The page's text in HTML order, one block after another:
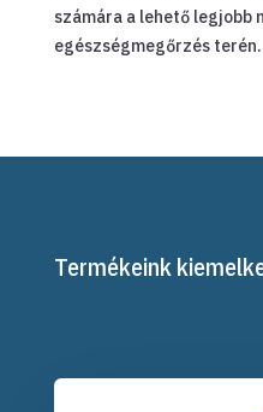
számára a lehető legjobb
egészségmegőrzés terén.
Termékeink